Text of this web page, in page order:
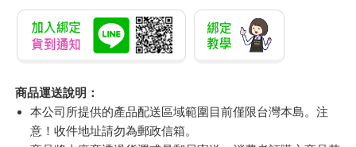
商品運送說明：
本公司所提供的產品配送區域範圍目前僅限台灣本島。注
意！收件地址請勿為郵政信箱。